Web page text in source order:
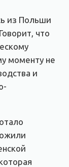
из Польши
что
моменту не
и